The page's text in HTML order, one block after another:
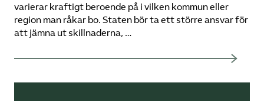
varierar kraftigt beroende på i vilken kommun eller
region man råkar bo. Staten bör ta ett större ansvar för
att jämna ut skillnaderna, …